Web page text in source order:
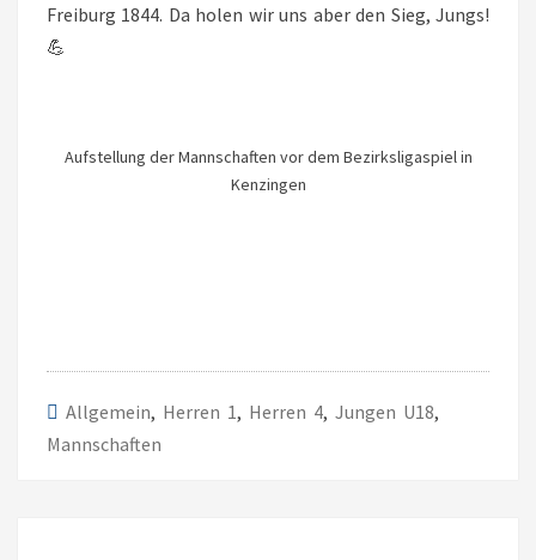
Freiburg 1844. Da holen wir uns aber den Sieg, Jungs!
💪
Aufstellung der Mannschaften vor dem Bezirksligaspiel in
Kenzingen
Allgemein, Herren 1, Herren 4, Jungen U18,
Mannschaften